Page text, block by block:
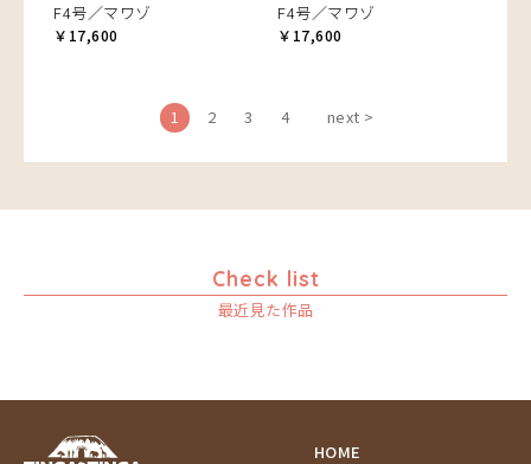
F4号／マワゾ
￥17,600
F4号／マワゾ
￥17,600
1 2 3 4 next >
Check list
最近見た作品
HOME